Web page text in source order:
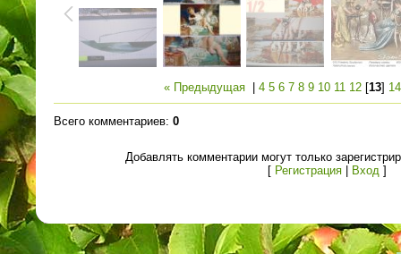
« Предыдущая| 4 5 6 7 8 9 10 11 12[13] 14
Всего комментариев: 0
Добавлять комментарии могут только
[ Регистрация| Вход ]